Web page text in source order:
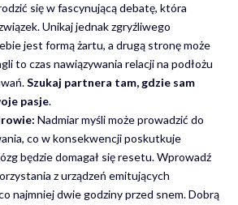
się w fascynującą debatę, która
Unikaj jednak zgryźliwego
jest formą żartu, a drugą stronę może
to czas nawiązywania relacji na podłożu
Szukaj partnera tam, gdzie sam
pasje.
Nadmiar myśli może prowadzić do
co w konsekwencji poskutkuje
będzie domagał się resetu. Wprowadź
z urządzeń emitujących
najmniej dwie godziny przed snem. Dobrą